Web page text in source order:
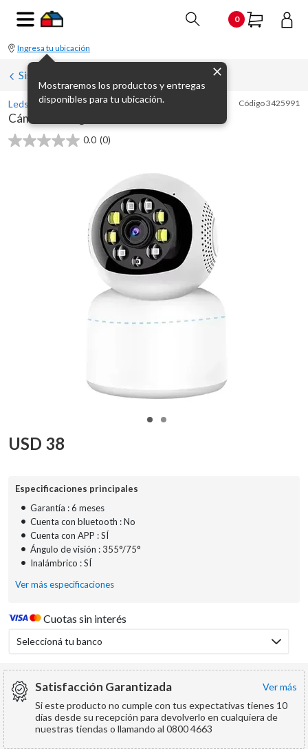
0
Ingresa tu ubicación
Mostraremos los productos y entregas
disponibles para tu ubicación.
Sistemas de vigilancia (CCTV y dvr)
Ledstar Código3425991
Cámara de seguridad WiFi interior lca109
0.0 (0)
0.0
USD 38
Especificaciones principales
• Garantía : 6 meses
• Cuenta con bluetooth : No
• Cuenta con APP : SÍ
• Ángulo de visión : 355°/75°
• Inalámbrico : SÍ
Ver más especificaciones
Cuotas sin interés
Seleccioná tu banco
Satisfacción Garantizada
ver más
Si este producto no cumple con tus expectativas tienes 10
días desde su recepción para devolverlo en cualquiera de
nuestras tiendas o llamando al 0800 4663